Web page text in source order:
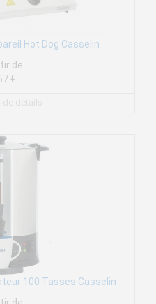
Hot Dog Casselin
de
€
100 Tasses Casselin